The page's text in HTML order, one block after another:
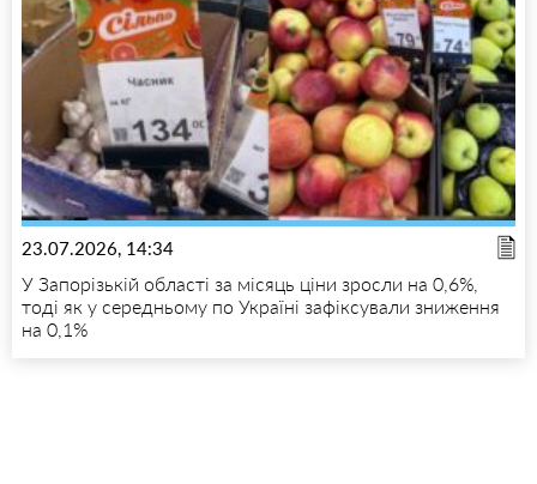
23.07.2026, 14:34
У Запорізькій області за місяць ціни зросли на 0,6%,
тоді як у середньому по Україні зафіксували зниження
на 0,1%